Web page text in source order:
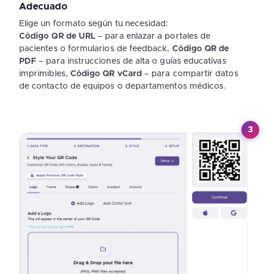
Adecuado
Elige un formato según tu necesidad:
Código QR de URL – para enlazar a portales de
pacientes o formularios de feedback, Código QR de
PDF – para instrucciones de alta o guías educativas
imprimibles, Código QR vCard – para compartir datos
de contacto de equipos o departamentos médicos.
3